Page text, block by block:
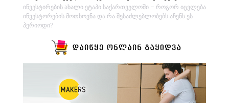
ინვესტირების ახალი ეტაპი საქართველოში – როგორ იცვლება
ინვესტორების მოთხოვნა და რა შესაძლებლობებს აჩენს ეს
პერიოდი?